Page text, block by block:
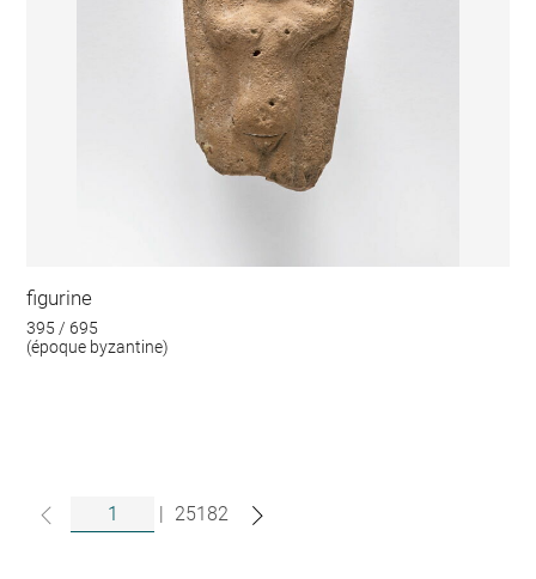
figurine
395 / 695
(époque byzantine)
| 25182